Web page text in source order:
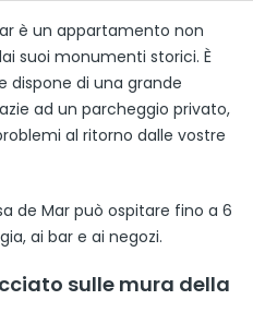
è un appartamento non
suoi monumenti storici. È
dispone di una grande
ad un parcheggio privato,
al ritorno dalle vostre
de Mar può ospitare fino a 6
ai bar e ai negozi.
sulle mura della